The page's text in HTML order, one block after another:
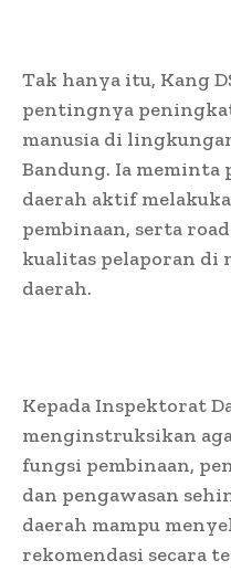
Tak hanya itu, Kang
pentingnya
manusia di
Bandung. Ia meminta
daerah aktif
pembinaan, serta
kualitas pelaporan di
daerah.
Kepada Inspektorat
menginstruksikan
fungsi pembinaan,
dan pengawasan
daerah mampu
rekomendasi secara